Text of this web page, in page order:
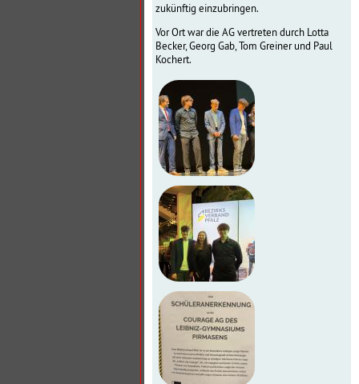
zukünftig einzubringen.
Vor Ort war die AG vertreten durch Lotta
Becker, Georg Gab, Tom Greiner und Paul
Kochert.